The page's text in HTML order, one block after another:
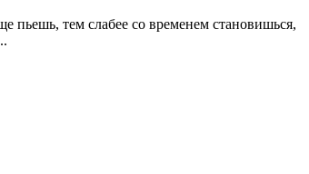
пьешь, тем слабее со временем становишься,